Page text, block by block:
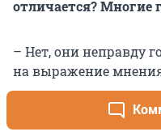
отличается? Многие
– Нет, они неправду
на выражение мнения
ругань, оскорбления
это запрет на
ничего такого нет.